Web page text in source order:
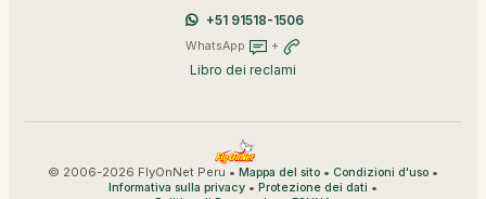
+51 91518-1506
WhatsApp +
Libro dei reclami
© 2006-2026 FlyOnNet Peru • Mappa del sito • Condizioni d'uso •
Informativa sulla privacy • Protezione dei dati •